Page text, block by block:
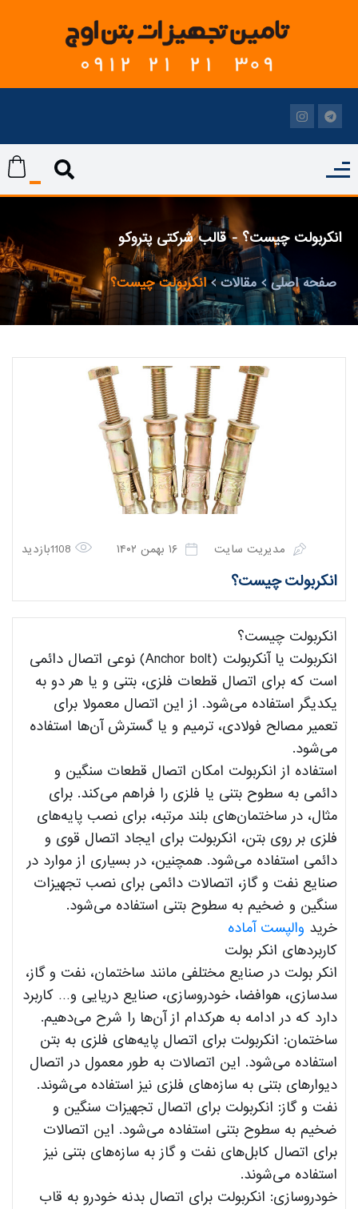
انکربولت چیست؟ - قالب شرکتی پتروکو
صفحه اصلی مقالات انکربولت چیست؟
مدیریت سایت ۱۶ بهمن ۱۴۰۲
انکربولت چیست؟
انکربولت چیست؟
انکربولت یا آنکربولت (Anchor bolt) نوعی اتصال دائمی
است که برای اتصال قطعات فلزی، بتنی و یا هر دو به
یکدیگر استفاده می‌شود. از این اتصال معمولا برای
تعمیر مصالح فولادی، ترمیم و یا گسترش آن‌ها استفاده
می‌شود.
استفاده از انکربولت امکان اتصال قطعات سنگین و
دائمی به سطوح بتنی یا فلزی را فراهم می‌کند. برای
مثال، در ساختمان‌های بلند مرتبه، برای نصب پایه‌های
فلزی بر روی بتن، انکربولت برای ایجاد اتصال قوی و
دائمی استفاده می‌شود. همچنین، در بسیاری از موارد در
صنایع نفت و گاز، اتصالات دائمی برای نصب تجهیزات
سنگین و ضخیم به سطوح بتنی استفاده می‌شود.
خرید والپست آماده
کاربردهای انکر بولت
انکر بولت در صنایع مختلفی مانند ساختمان، نفت ‌و گاز،
سدسازی، هوافضا، خودروسازی، صنایع دریایی و… کاربرد
دارد که در ادامه به هرکدام از آن‌ها را شرح می‌دهیم.
ساختمان: انکربولت برای اتصال پایه‌های فلزی به بتن
استفاده می‌شود. این اتصالات به طور معمول در اتصال
دیوارهای بتنی به سازه‌های فلزی نیز استفاده می‌شوند.
نفت و گاز: انکربولت برای اتصال تجهیزات سنگین و
ضخیم به سطوح بتنی استفاده می‌شود. این اتصالات
برای اتصال کابل‌های نفت و گاز به سازه‌های بتنی نیز
استفاده می‌شوند.
خودروسازی: انکربولت برای اتصال بدنه خودرو به قاب